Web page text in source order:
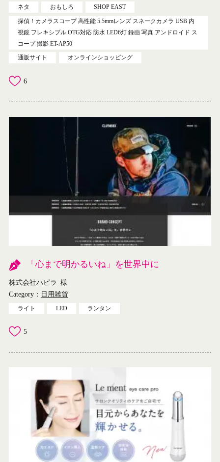
ネタ おもしろ SHOP EAST
探偵！カメラスコープ 高性能 5.5mmレンズ スネークカメラ USB 内
視鏡 フレキシブル OTG対応 防水 LED6灯 録画 写真 アンドロイド ス
コープ 撮影 ET-AP50
通販サイト オンラインショッピング
6
「心まで明かるいね」を世界中に
株式会社ハピラ 様
Category： 日用雑貨
ライト LED ランタン
5